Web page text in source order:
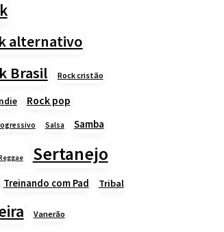
alternativo
Brasil
Rock cristão
Rock pop
Salsa Samba
Sertanejo
Treinando com Pad Tribal
Vanerão